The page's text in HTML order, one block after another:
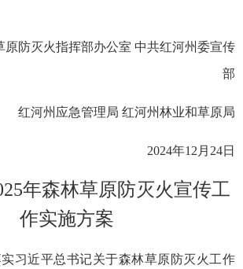
原防灭火指挥部办公室 中共红河州委宣传
部
红河州应急管理局 红河州林业和草原局
2024年12月24日
年森林草原防灭火宣传工
作实施方案
习近平总书记关于森林草原防灭火工作